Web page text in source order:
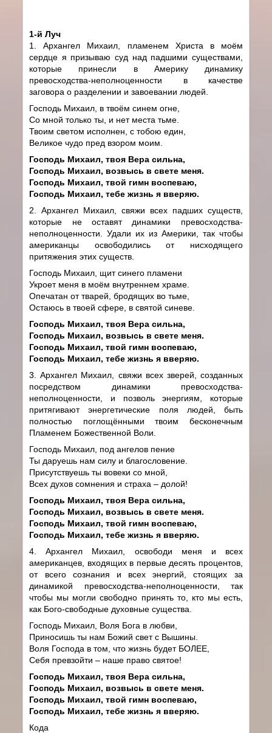
1-й Луч
1. Архангел Михаил, пламенем Христа в моём
сердце я призываю суд над падшими существами,
которые принесли в Америку динамику
превосходства-неполноценности в качестве
заговора о разделении и завоевании людей.
Господь Михаил, в твоём синем огне,
Со мной только ты, и нет места тьме.
Твоим светом исполнен, с тобою един,
Великое чудо пред взором моим.
Господь Михаил, твоя Вера сильна,
Господь Михаил, возвысь в свете меня.
Господь Михаил, твой гимн воспеваю,
Господь Михаил, тебе жизнь я вверяю.
2. Архангел Михаил, свяжи всех падших существ,
которые не оставят динамики превосходства-
неполноценности. Удали их из Америки, так чтобы
американцы освободились от нисходящего
притяжения этих существ.
Господь Михаил, щит синего пламени
Укроет меня в моём внутреннем храме.
Опечатан от тварей, бродящих во тьме,
Остаюсь в твоей сфере, в святой синеве.
Господь Михаил, твоя Вера сильна,
Господь Михаил, возвысь в свете меня.
Господь Михаил, твой гимн воспеваю,
Господь Михаил, тебе жизнь я вверяю.
3. Архангел Михаил, свяжи всех зверей, созданных
посредством динамики превосходства-
неполноценности, и позволь энергиям, которые
притягивают энергетические поля людей, быть
полностью поглощёнными твоим бесконечным
Пламенем Божественной Воли.
Господь Михаил, под ангелов пение
Ты даруешь нам силу и благословение.
Присутствуешь ты вовеки со мной,
Всех духов сомнения и страха – долой!
Господь Михаил, твоя Вера сильна,
Господь Михаил, возвысь в свете меня.
Господь Михаил, твой гимн воспеваю,
Господь Михаил, тебе жизнь я вверяю.
4. Архангел Михаил, освободи меня и всех
американцев, входящих в первые десять процентов,
от всего сознания и всех энергий, стоящих за
динамикой превосходства-неполноценности, так
чтобы мы могли свободно принять то, кто мы есть,
как Бого-свободные духовные существа.
Господь Михаил, Воля Бога в любви,
Приносишь ты нам Божий свет с Вышины.
Воля Господа в том, что жизнь будет БОЛЕЕ,
Себя превзойти – наше право святое!
Господь Михаил, твоя Вера сильна,
Господь Михаил, возвысь в свете меня.
Господь Михаил, твой гимн воспеваю,
Господь Михаил, тебе жизнь я вверяю.
Кода